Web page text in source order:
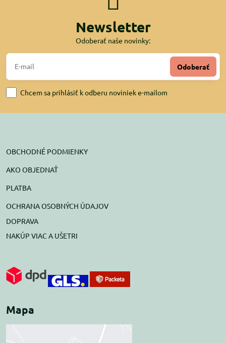
Newsletter
Odoberať naše novinky:
Odoberať
Chcem sa prihlásiť k odberu noviniek e-mailom
OBCHODNÉ PODMIENKY
AKO OBJEDNAŤ
PLATBA
OCHRANA OSOBNÝCH ÚDAJOV
DOPRAVA
NAKÚP VIAC A UŠETRI
Mapa